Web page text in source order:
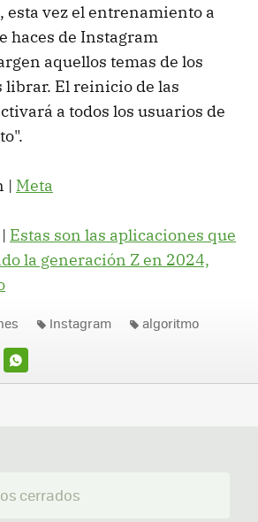
esta vez el entrenamiento a
haces de Instagram
aquellos temas de los
librar. El reinicio de las
a todos los usuarios de
| Meta
Estas son las aplicaciones que
la generación Z en 2024,
WHATSAPP
Instagram algoritmo
cerrados